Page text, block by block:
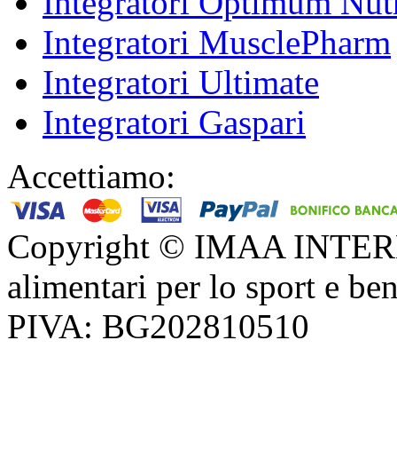
Integratori MusclePharm
Integratori Ultimate
Integratori Gaspari
Accettiamo:
Copyright © IMAA
alimentari per lo sport e
PIVA: BG202810510